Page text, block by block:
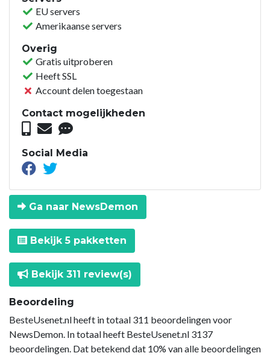
EU servers
Amerikaanse servers
Overig
Gratis uitproberen
Heeft SSL
Account delen toegestaan
Contact mogelijkheden
Social Media
Ga naar NewsDemon
Bekijk 5 pakketten
Bekijk 311 review(s)
Beoordeling
BesteUsenet.nl heeft in totaal 311 beoordelingen voor
NewsDemon. In totaal heeft BesteUsenet.nl 3137
beoordelingen. Dat betekend dat 10% van alle beoordelingen